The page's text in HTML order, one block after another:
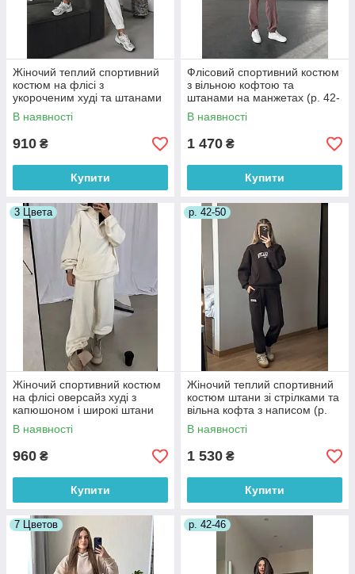
Жіночий теплий спортивний
костюм на флісі з
укороченим худі та штанами
на манжетах (р. 42-52)
2052066
В наявності
910 ₴
Купити
Флісовий спортивний костюм
з вільною кофтою та
штанами на манжетах (р. 42-
48) 4052033
В наявності
1 470 ₴
Купити
3 Цвета
Жіночий спортивний костюм
на флісі оверсайз худі з
капюшоном і широкі штани
(р. 42-52) 2052068
В наявності
960 ₴
Купити
р. 42-50
Жіночий теплий спортивний
костюм штани зі стрілками та
вільна кофта з написом (р.
42-50) 56052070
В наявності
1 530 ₴
Купити
7 Цветов р. 42-46